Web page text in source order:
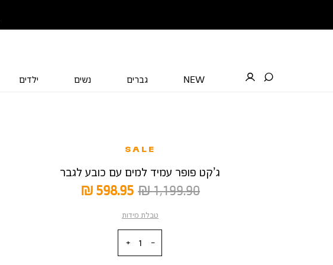
NEW גברים נשים ילדים
SALE
ג’קט פופר עמיד למים עם כובע לגבר
מחיר
598.95 ₪
מחיר
1,199.90 ₪
טבלת מידות